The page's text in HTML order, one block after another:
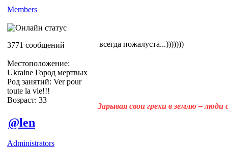
Members
3771 сообщений
Местоположение:
Ukraine Город мертвых
Род занятий: Ver pour
toute la vie!!!
Возраст: 33
всегда пожалуста...)))))))
Зарывая свои грехи в землю –
@len
Administrators